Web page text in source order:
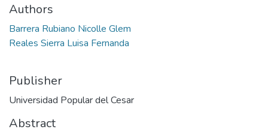
Authors
Barrera Rubiano Nicolle Glem
Reales Sierra Luisa Fernanda
Publisher
Universidad Popular del Cesar
Abstract